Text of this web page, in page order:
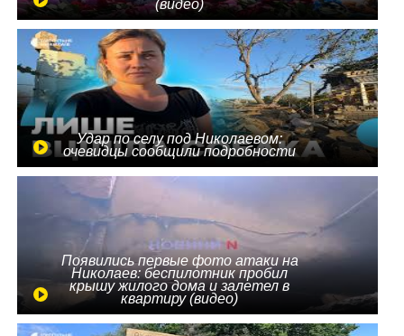
(видео)
Удар по селу под Николаевом:
очевидцы сообщили подробности
Появились первые фото атаки на
Николаев: беспилотник пробил
крышу жилого дома и залетел в
квартиру (видео)